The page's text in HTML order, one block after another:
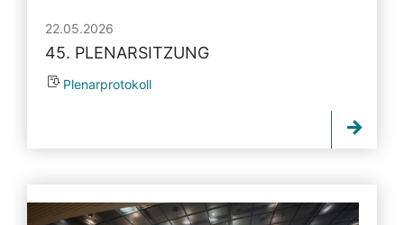
22.05.2026
45. PLENARSITZUNG
Plenarprotokoll